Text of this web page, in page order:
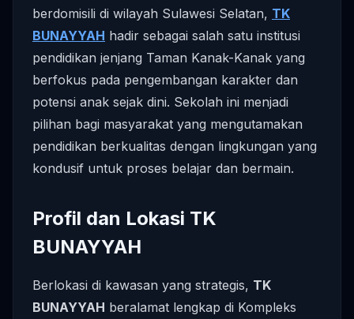
berdomisili di wilayah Sulawesi Selatan, TK
BUNAYYAH hadir sebagai salah satu institusi
pendidikan jenjang Taman Kanak-Kanak yang
berfokus pada pengembangan karakter dan
potensi anak sejak dini. Sekolah ini menjadi
pilihan bagi masyarakat yang mengutamakan
pendidikan berkualitas dengan lingkungan yang
kondusif untuk proses belajar dan bermain.
Profil dan Lokasi TK
BUNAYYAH
Berlokasi di kawasan yang strategis, TK
BUNAYYAH beralamat lengkap di Kompleks